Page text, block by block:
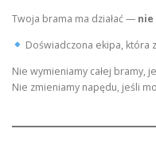
Twoja brama ma działać —
Doświadczona ekipa, która
Nie wymieniamy całej bramy,
Nie zmieniamy napędu, jeśli